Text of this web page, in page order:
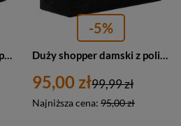
-5%
95,00 zł
Najniższa cena: 95,00 zł
99,99 zł